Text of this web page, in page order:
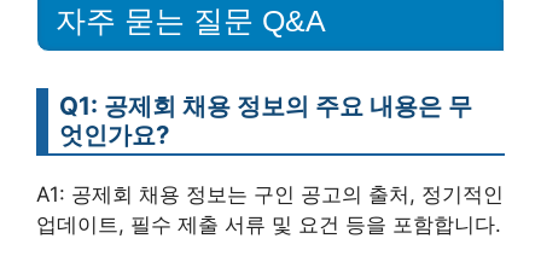
자주 묻는 질문 Q&A
Q1: 공제회 채용 정보의 주요 내용은 무
엇인가요?
A1: 공제회 채용 정보는 구인 공고의 출처, 정기적인
업데이트, 필수 제출 서류 및 요건 등을 포함합니다.